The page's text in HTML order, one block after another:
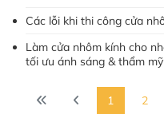
Các lỗi khi thi công cửa
Làm cửa nhôm kính cho
tối ưu ánh sáng & thẩm
1 2